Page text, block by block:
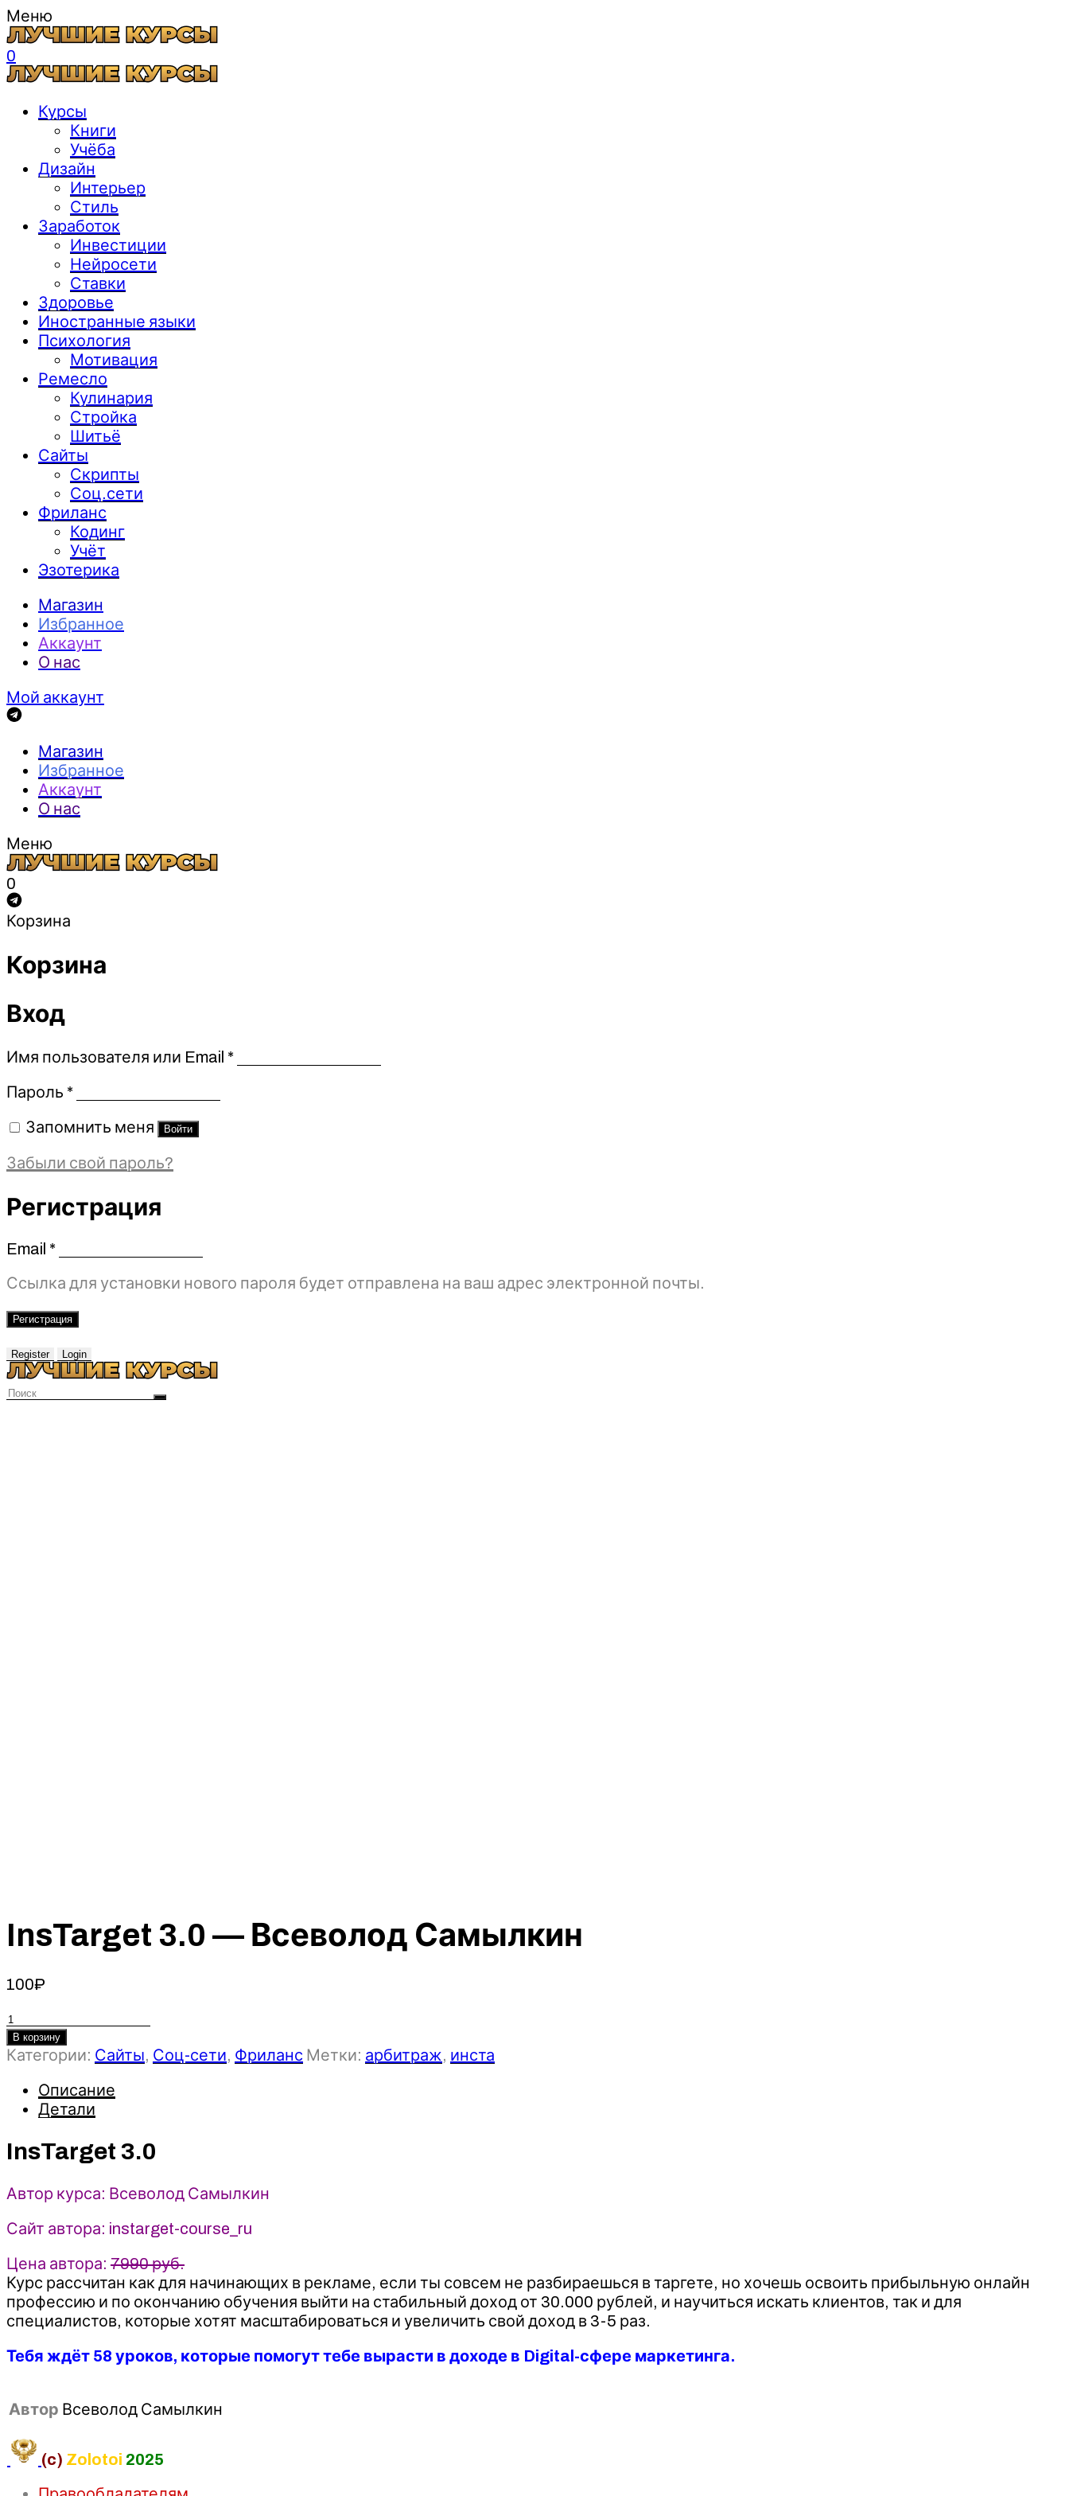
Меню
0
Курсы
Книги
Учёба
Дизайн
Интерьер
Стиль
Заработок
Инвестиции
Нейросети
Ставки
Здоровье
Иностранные языки
Психология
Мотивация
Ремесло
Кулинария
Стройка
Шитьё
Сайты
Скрипты
Соц.сети
Фриланс
Кодинг
Учёт
Эзотерика
Магазин
Избранное
Аккаунт
О нас
Мой аккаунт
Магазин
Избранное
Аккаунт
О нас
Меню
0
Корзина
Корзина
Вход
Имя пользователя или Email *Обязательно
Пароль *Обязательно
Запомнить меня Войти
Забыли свой пароль?
Регистрация
Email *Обязательно
Ссылка для установки нового пароля будет отправлена ​​на ваш адрес электронной почты.
Регистрация
Register Login
InsTarget 3.0 — Всеволод Самылкин
100₽
Количество
товара
InsTarget
Всеволод
В корзину
Категории: Сайты, Соц-сети, Фриланс Метки: арбитраж, инста
Описание
Детали
InsTarget 3.0
Автор курса: Всеволод Самылкин
Сайт автора: instarget-course_ru
Цена автора: 7990 руб.
Курс рассчитан как для начинающих в рекламе, если ты совсем не разбираешься в таргете, но хочешь освоить прибыльную онлайн
профессию и по окончанию обучения выйти на стабильный доход от 30.000 рублей, и научиться искать клиентов, так и для
специалистов, которые хотят масштабироваться и увеличить свой доход в 3-5 раз.
Тебя ждёт 58 уроков, которые помогут тебе вырасти в доходе в Digital-сфере маркетинга.
Автор Всеволод Самылкин
(c) Zolotoi 2025